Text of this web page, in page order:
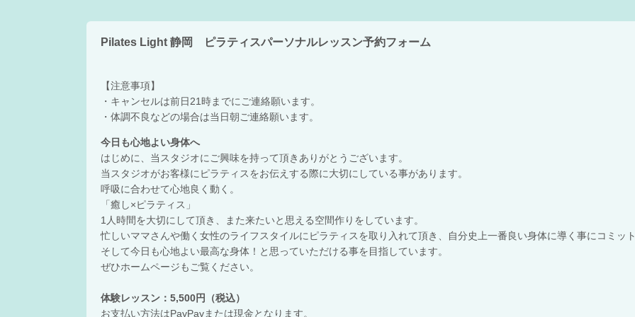
Pilates Light 静岡 ピラティスパーソナルレッスン予約フォーム
【注意事項】
・キャンセルは前日21時までにご連絡願います。
・体調不良などの場合は当日朝ご連絡願います。
今日も心地よい身体へ
はじめに、当スタジオにご興味を持って頂きありがとうございます。
当スタジオがお客様にピラティスをお伝えする際に大切にしている事があります。
呼吸に合わせて心地良く動く。
「癒し×ピラティス」
1人時間を大切にして頂き、また来たいと思える空間作りをしています。
忙しいママさんや働く女性のライフスタイルにピラティスを取り入れて頂き、自分史上一番良い身体に導く事にコミット
そして今日も心地よい最高な身体！と思っていただける事を目指しています。
ぜひホームページもご覧ください。
体験レッスン：5,500円（税込）
お支払い方法はPayPayまたは現金となります。